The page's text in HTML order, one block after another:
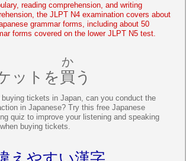
reading comprehension, and writing
the JLPT N4 examination covers about
grammar forms, including about 50
forms covered on the lower JLPT N5 test.
ットを買
か
う
buying tickets in Japan, can you conduct the
in Japanese? Try this free Japanese
quiz to improve your listening and speaking
buying tickets.